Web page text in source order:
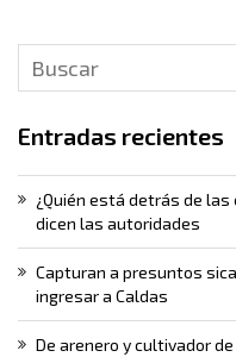
Entradas recientes
¿Quién está detrás de
dicen las autoridades
Capturan a presuntos
ingresar a Caldas
De arenero y cultivador